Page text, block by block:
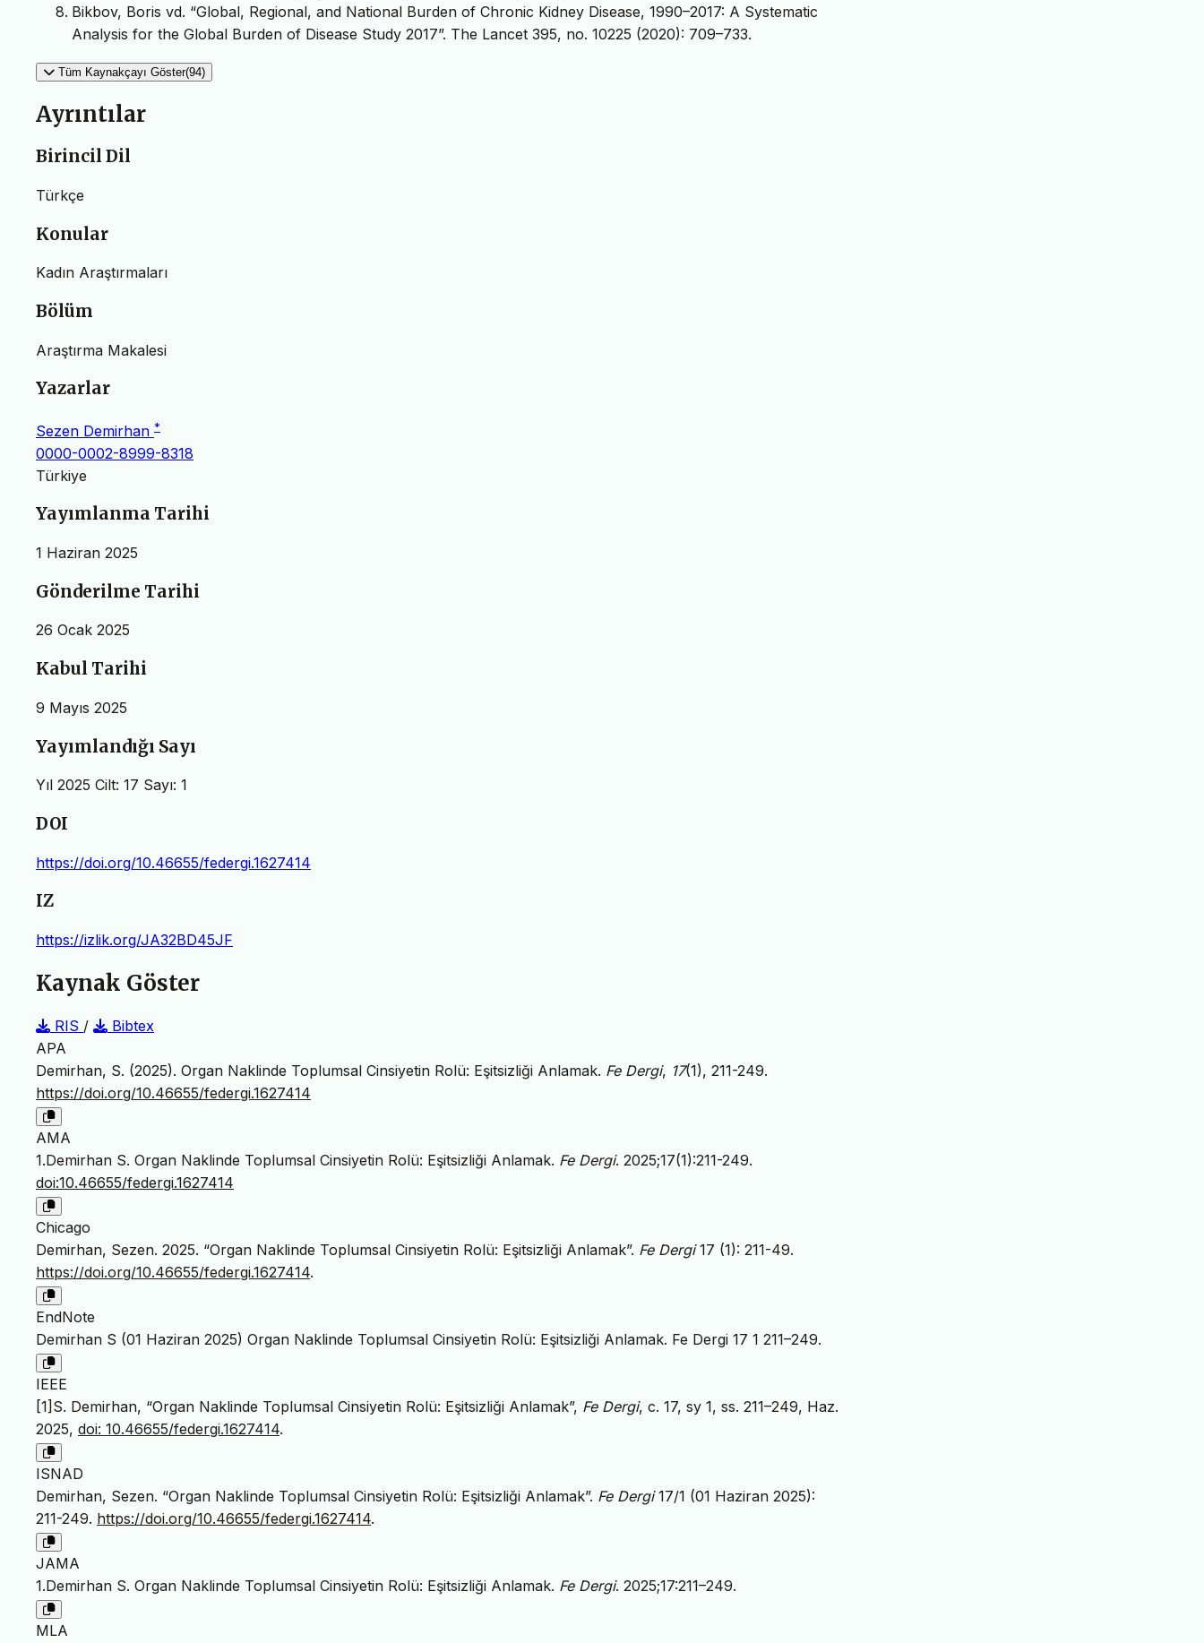
Bikbov, Boris vd. “Global, Regional, and National Burden of Chronic Kidney Disease, 1990–2017: A Systematic
Analysis for the Global Burden of Disease Study 2017”. The Lancet 395, no. 10225 (2020): 709–733.
Tüm Kaynakçayı Göster(94)
Ayrıntılar
Birincil Dil
Türkçe
Konular
Kadın Araştırmaları
Bölüm
Araştırma Makalesi
Yazarlar
Sezen Demirhan *
0000-0002-8999-8318
Türkiye
Yayımlanma Tarihi
1 Haziran 2025
Gönderilme Tarihi
26 Ocak 2025
Kabul Tarihi
9 Mayıs 2025
Yayımlandığı Sayı
Yıl 2025 Cilt: 17 Sayı: 1
DOI
https://doi.org/10.46655/federgi.1627414
IZ
https://izlik.org/JA32BD45JF
Kaynak Göster
RIS /
Bibtex
APA
Demirhan, S. (2025). Organ Naklinde Toplumsal Cinsiyetin Rolü: Eşitsizliği Anlamak. Fe Dergi, 17(1), 211-249.
https://doi.org/10.46655/federgi.1627414
AMA
1.Demirhan S. Organ Naklinde Toplumsal Cinsiyetin Rolü: Eşitsizliği Anlamak. Fe Dergi. 2025;17(1):211-249.
doi:10.46655/federgi.1627414
Chicago
Demirhan, Sezen. 2025. “Organ Naklinde Toplumsal Cinsiyetin Rolü: Eşitsizliği Anlamak”. Fe Dergi17 (1): 211-49.
https://doi.org/10.46655/federgi.1627414.
EndNote
Demirhan S (01 Haziran 2025) Organ Naklinde Toplumsal Cinsiyetin Rolü: Eşitsizliği Anlamak. Fe Dergi 17 1 211–249.
IEEE
[1]S. Demirhan, “Organ Naklinde Toplumsal Cinsiyetin Rolü: Eşitsizliği Anlamak”, Fe Dergi, c. 17, sy 1, ss. 211–249, Haz.
2025, doi: 10.46655/federgi.1627414.
ISNAD
Demirhan, Sezen. “Organ Naklinde Toplumsal Cinsiyetin Rolü: Eşitsizliği Anlamak”. Fe Dergi17/1 (01 Haziran 2025):
211-249. https://doi.org/10.46655/federgi.1627414.
JAMA
1.Demirhan S. Organ Naklinde Toplumsal Cinsiyetin Rolü: Eşitsizliği Anlamak. Fe Dergi. 2025;17:211–249.
MLA